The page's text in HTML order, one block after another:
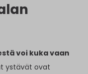
voi kuka vaan
ystävät ovat